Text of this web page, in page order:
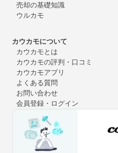
売却の基礎知識
ウルカモ
カウカモについて
カウカモとは
カウカモの評判・口コミ
カウカモアプリ
よくある質問
お問い合わせ
会員登録・ログイン